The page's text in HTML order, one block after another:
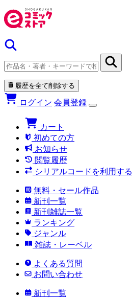
履歴を全て削除する
ログイン 会員登録
カート
初めての方
お知らせ
閲覧履歴
シリアルコードを利用する
無料・セール作品
新刊一覧
新刊雑誌一覧
ランキング
ジャンル
雑誌・レーベル
よくある質問
お問い合わせ
新刊一覧